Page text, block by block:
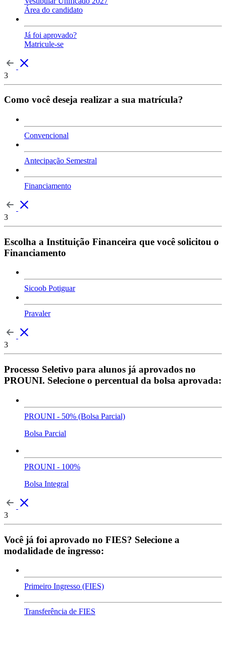
Área do candidato
Já foi aprovado?
Matricule-se
3
Como você deseja realizar a sua matrícula?
Convencional
Antecipação Semestral
Financiamento
3
Escolha a Instituição Financeira que você solicitou o
Financiamento
Sicoob Potiguar
Pravaler
3
Processo Seletivo para alunos já aprovados no
PROUNI. Selecione o percentual da bolsa aprovada:
PROUNI - 50% (Bolsa Parcial)
Bolsa Parcial
PROUNI - 100%
Bolsa Integral
3
Você já foi aprovado no FIES? Selecione a
modalidade de ingresso:
Primeiro Ingresso (FIES)
Transferência de FIES